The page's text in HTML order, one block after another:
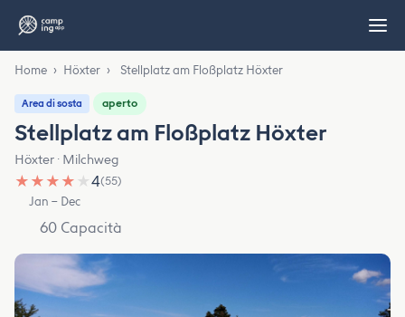
Home › Höxter › Stellplatz am Floßplatz Höxter
Area di sosta aperto
Stellplatz am Floßplatz Höxter
Höxter · Milchweg
★ ★ ★ ★ ★4(55)
Jan – Dec
60 Capacità